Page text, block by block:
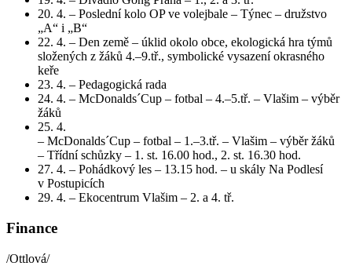
20. 4. – Poslední kolo OP ve volejbale – Týnec – družstvo
„A“ i „B“
22. 4. – Den země – úklid okolo obce, ekologická hra týmů
složených z žáků 4.–9.tř., symbolické vysazení okrasného
keře
23. 4. – Pedagogická rada
24. 4. – McDonalds´Cup – fotbal – 4.–5.tř. – Vlašim – výběr
žáků
25. 4.
– McDonalds´Cup – fotbal – 1.–3.tř. – Vlašim – výběr žáků
– Třídní schůzky – 1. st. 16.00 hod., 2. st. 16.30 hod.
27. 4. – Pohádkový les – 13.15 hod. – u skály Na Podlesí
v Postupicích
29. 4. – Ekocentrum Vlašim – 2. a 4. tř.
Finance
/Ottlová/